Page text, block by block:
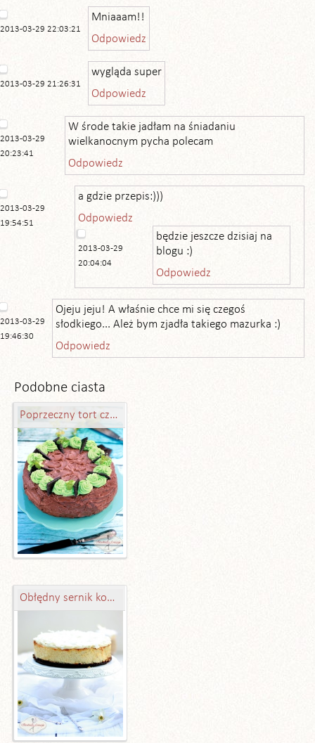
2013-03-29 22:03:21
Mniaaam!!
Odpowiedz
2013-03-29 21:26:31
wygląda super
Odpowiedz
2013-03-29
20:23:41
W środe takie jadłam na śniadaniu
wielkanocnym pycha polecam
Odpowiedz
2013-03-29
19:54:51
a gdzie przepis:)))
Odpowiedz
2013-03-29
20:04:04
będzie jeszcze dzisiaj na
blogu :)
Odpowiedz
2013-03-29
19:46:30
Ojeju jeju! A właśnie chce mi się czegoś
słodkiego... Ależ bym zjadła takiego mazurka :)
Odpowiedz
Podobne ciasta
Poprzeczny tort czekoladowo-miętowy
Obłędny sernik kokosowy